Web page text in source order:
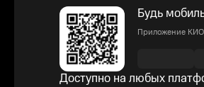
Будь
Приложение
Доступно на любых